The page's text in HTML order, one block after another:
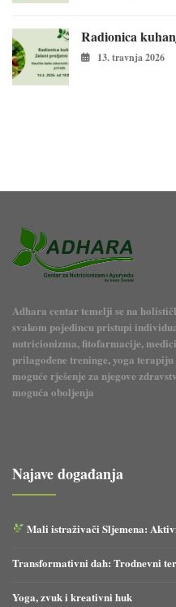
Radionica
13. travnja 2026
Adhara centar temelji se na
svakom pojedincu pristupi
nutricionizma, fitofarmacije,
prilagođene treninge, yoga
moguće rješenje za njegove
moguća oboljenja
Najave događanja
Mali istraživači Sljemena:
Transformativni dah: Trodnevni
Yoga, zvuk i kreativni huk